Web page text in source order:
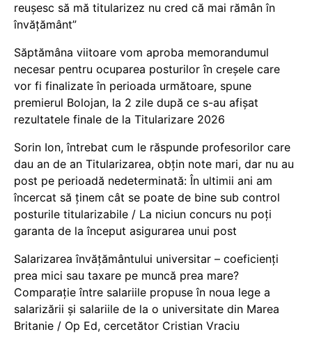
reușesc să mă titularizez nu cred că mai rămân în
învățământ”
Săptămâna viitoare vom aproba memorandumul
necesar pentru ocuparea posturilor în creșele care
vor fi finalizate în perioada următoare, spune
premierul Bolojan, la 2 zile după ce s-au afișat
rezultatele finale de la Titularizare 2026
Sorin Ion, întrebat cum le răspunde profesorilor care
dau an de an Titularizarea, obțin note mari, dar nu au
post pe perioadă nedeterminată: În ultimii ani am
încercat să ținem cât se poate de bine sub control
posturile titularizabile / La niciun concurs nu poți
garanta de la început asigurarea unui post
Salarizarea învățământului universitar – coeficienți
prea mici sau taxare pe muncă prea mare?
Comparație între salariile propuse în noua lege a
salarizării și salariile de la o universitate din Marea
Britanie / Op Ed, cercetător Cristian Vraciu